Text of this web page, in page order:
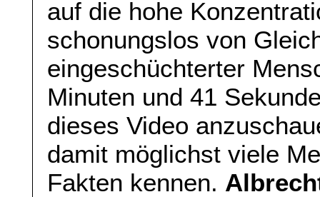
auf die hohe
schonungslos von
eingeschüchterter
Minuten und 41
dieses Video
damit möglichst viele
Fakten kennen.